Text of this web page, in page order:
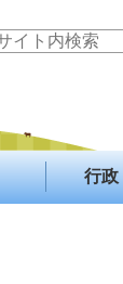
行政